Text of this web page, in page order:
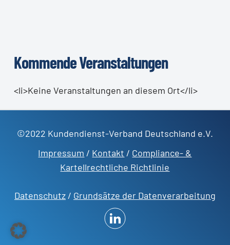
Kommende Veranstaltungen
<li>Keine Veranstaltungen an diesem Ort</li>
©2022 Kundendienst-Verband Deutschland e.V.
Impressum / Kontakt / Compliance- &
Kartellrechtliche Richtlinie
Datenschutz/ Grundsätze der Datenverarbeitung